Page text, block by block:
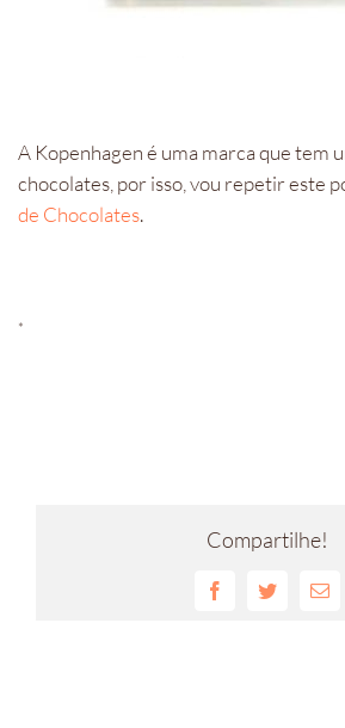
A Kopenhagen é uma marca que tem
chocolates, por isso, vou repetir este
de Chocolates.
*
Compartilhe!
FacebookTwitterE-